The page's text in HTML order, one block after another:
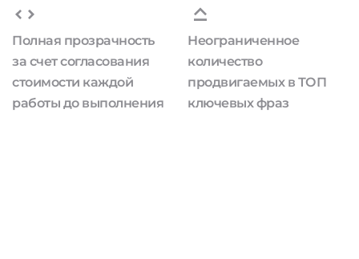
Полная прозрачность
за счет согласования
стоимости каждой
работы до выполнения
Неограниченное
количество
продвигаемых в ТОП
ключевых фраз